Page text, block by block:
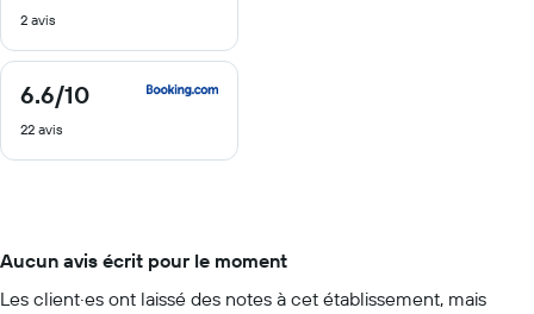
10
2 avis
6.6/10
6.6
10
22 avis
Aucun avis écrit pour le moment
Les client·es ont laissé des notes à cet établissement, mais